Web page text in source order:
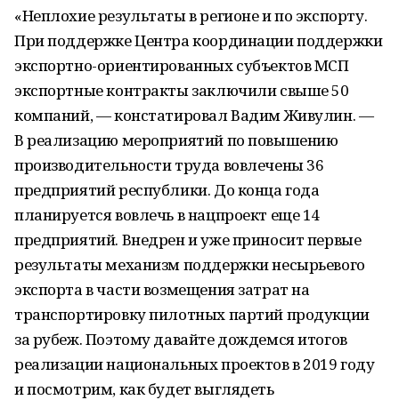
«Неплохие результаты в регионе и по экспорту.
При поддержке Центра координации поддержки
экспортно-ориентированных субъектов МСП
экспортные контракты заключили свыше 50
компаний, — констатировал Вадим Живулин. —
В реализацию мероприятий по повышению
производительности труда вовлечены 36
предприятий республики. До конца года
планируется вовлечь в нацпроект еще 14
предприятий. Внедрен и уже приносит первые
результаты механизм поддержки несырьевого
экспорта в части возмещения затрат на
транспортировку пилотных партий продукции
за рубеж. Поэтому давайте дождемся итогов
реализации национальных проектов в 2019 году
и посмотрим, как будет выглядеть